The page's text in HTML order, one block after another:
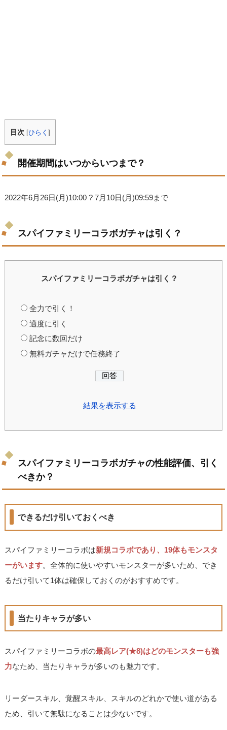
目次 [ひらく]
開催期間はいつからいつまで？
2022年6月26日(月)10:00 ? 7月10日(月)09:59まで
スパイファミリーコラボガチャは引く？
スパイファミリーコラボガチャは引く？
全力で引く！
適度に引く
記念に数回だけ
無料ガチャだけで任務終了
結果を表示する
スパイファミリーコラボガチャの性能評価、引く
べきか？
できるだけ引いておくべき
スパイファミリーコラボは新規コラボであり、19体もモンスタ
ーがいます。全体的に使いやすいモンスターが多いため、でき
るだけ引いて1体は確保しておくのがおすすめです。
当たりキャラが多い
スパイファミリーコラボの最高レア(★8)はどのモンスターも強
力なため、当たりキャラが多いのも魅力です。
リーダースキル、覚醒スキル、スキルのどれかで使い道がある
ため、引いて無駄になることは少ないです。